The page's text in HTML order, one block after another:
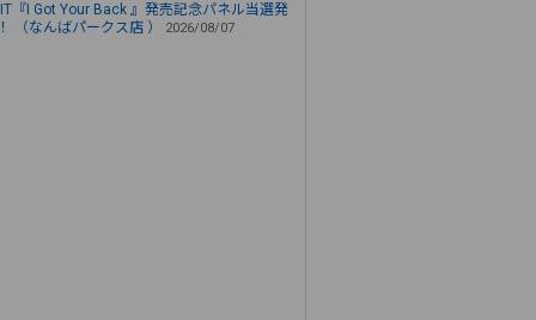
『I Got Your Back 』発売記念パネル当選発
（なんばパークス店 ）
2026/08/07